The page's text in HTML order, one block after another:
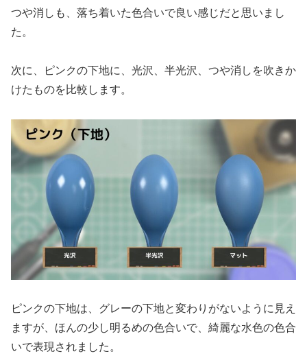
つや消しも、落ち着いた色合いで良い感じだと思いまし
た。
次に、ピンクの下地に、光沢、半光沢、つや消しを吹きか
けたものを比較します。
ピンクの下地は、グレーの下地と変わりがないように見え
ますが、ほんの少し明るめの色合いで、綺麗な水色の色合
いで表現されました。